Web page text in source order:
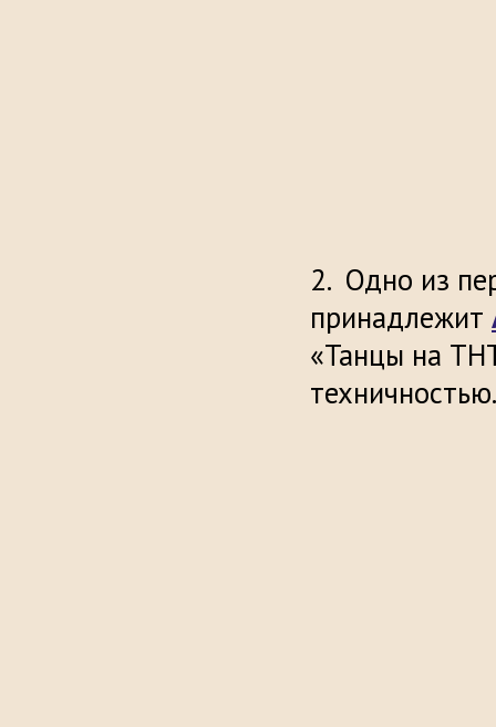
Одно из
принадлежит
«Танцы на